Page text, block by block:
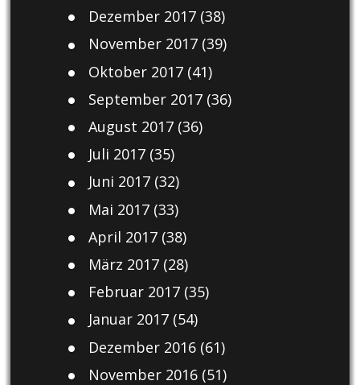
Dezember 2017(38)
November 2017(39)
Oktober 2017(41)
September 2017(36)
August 2017(36)
Juli 2017(35)
Juni 2017(32)
Mai 2017(33)
April 2017(38)
März 2017(28)
Februar 2017(35)
Januar 2017(54)
Dezember 2016(61)
November 2016(51)